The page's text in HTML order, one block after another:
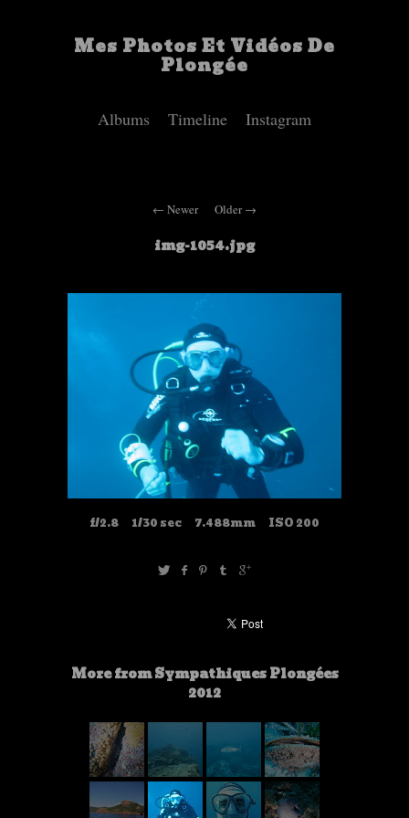
Mes Photos Et Vidéos De
Plongée
Albums Timeline Instagram
Newer Older
img-1054.jpg
f/2.8 1/30 sec 7.488mm ISO 200
More from Sympathiques Plongées
2012